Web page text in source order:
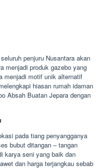
penjuru Nusantara akan
menjadi produk gazebo yang
menjadi motif unik alternatif
hiasan rumah idaman
Absah Buatan Jepara dengan
pada tiang penyangganya
bubut ditangan – tangan
karya seni yang baik dan
dan harga terjangkau sebab